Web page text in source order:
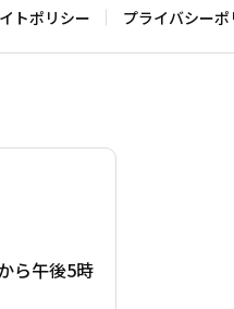
トポリシー プライバシーポ
ら午後5時